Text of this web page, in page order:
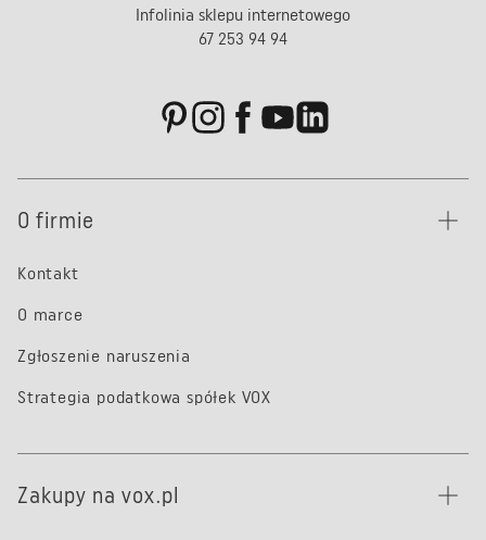
Infolinia sklepu internetowego
67 253 94 94
O firmie
Kontakt
O marce
Zgłoszenie naruszenia
Strategia podatkowa spółek VOX
Zakupy na vox.pl